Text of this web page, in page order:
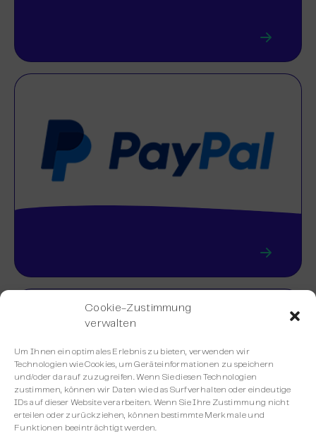
Cookie-Zustimmung
verwalten
Um Ihnen ein optimales Erlebnis zu bieten, verwenden wir
Technologien wie Cookies, um Geräteinformationen zu speichern
und/oder darauf zuzugreifen. Wenn Sie diesen Technologien
zustimmen, können wir Daten wie das Surfverhalten oder eindeutige
IDs auf dieser Website verarbeiten. Wenn Sie Ihre Zustimmung nicht
erteilen oder zurückziehen, können bestimmte Merkmale und
Funktionen beeinträchtigt werden.